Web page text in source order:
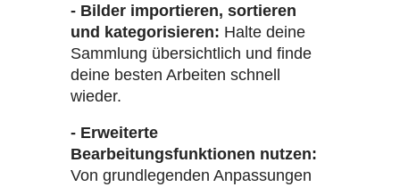
- Bilder importieren, sortieren
und kategorisieren: Halte deine
Sammlung übersichtlich und finde
deine besten Arbeiten schnell
wieder.
- Erweiterte
Bearbeitungsfunktionen nutzen:
Von grundlegenden Anpassungen